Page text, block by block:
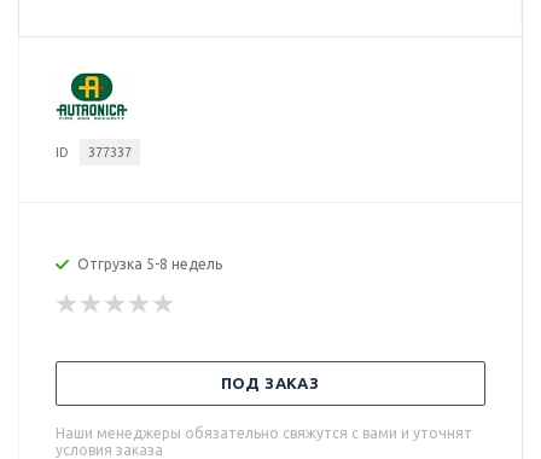
ID 377337
Отгрузка 5-8 недель
ПОД ЗАКАЗ
Наши менеджеры обязательно свяжутся с вами и уточнят
условия заказа